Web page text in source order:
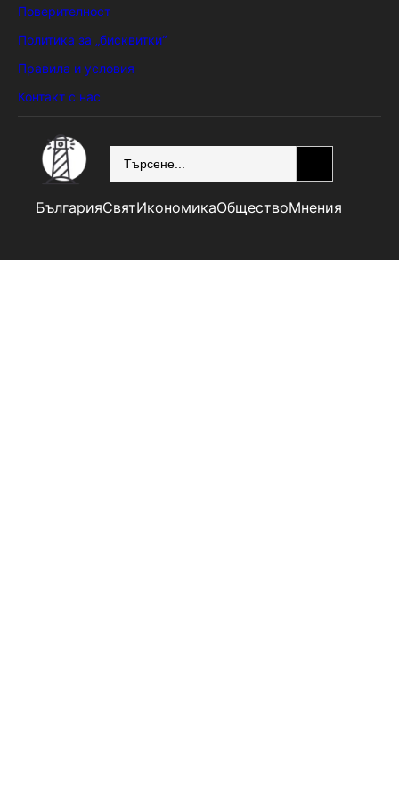
Поверителност
Политика за „бисквитки“
Правила и условия
Контакт с нас
БългарияСвятИкономикаОбществоМнения